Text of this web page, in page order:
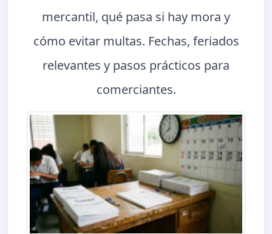
mercantil, qué pasa si hay mora y
cómo evitar multas. Fechas, feriados
relevantes y pasos prácticos para
comerciantes.